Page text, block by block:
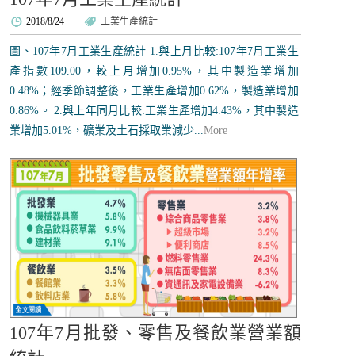
2018/8/24 工業生產統計
圖、107年7月工業生產統計 1.與上月比較:107年7月工業生
產指數109.00，較上月增加0.95%，其中製造業增加
0.48%；經季節調整後，工業生產增加0.62%，製造業增加
0.86%。 2.與上年同月比較:工業生產增加4.43%，其中製造
業增加5.01%，礦業及土石採取業減少...More
107年7月批發、零售及餐飲業營業額